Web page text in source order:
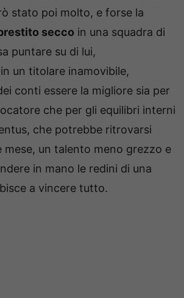
stato poi molto, e forse la
secco in una squadra di
puntare su di lui,
un titolare inamovibile,
conti essere la migliore sia per
che per gli equilibri interni
che potrebbe ritrovarsi
mese, un talento meno grezzo e
in mano le redini di una
a vincere tutto.